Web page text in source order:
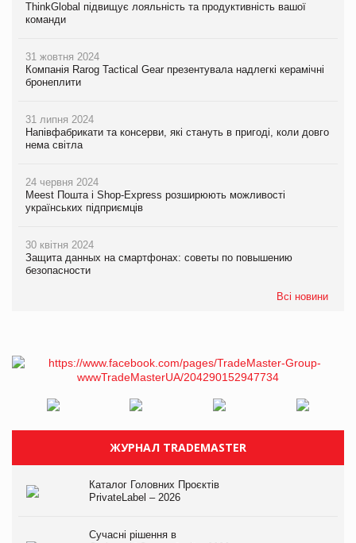
ThinkGlobal підвищує лояльність та продуктивність вашої
команди
31 жовтня 2024
Компанія Rarog Tactical Gear презентувала надлегкі керамічні
бронеплити
31 липня 2024
Напівфабрикати та консерви, які стануть в пригоді, коли довго
нема світла
24 червня 2024
Meest Пошта і Shop-Express розширюють можливості
українських підприємців
30 квітня 2024
Защита данных на смартфонах: советы по повышению
безопасности
Всі новини
ЖУРНАЛ TRADEMASTER
Каталог Головних Проєктів
PrivateLabel – 2026
Сучасні рішення в